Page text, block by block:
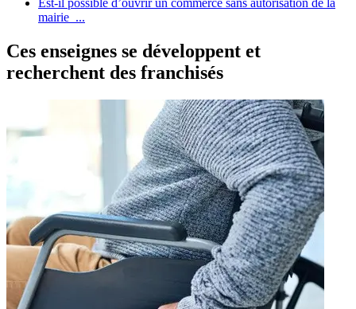
Est-il possible d’ouvrir un commerce sans autorisation de la
mairie ...
Ces enseignes se développent et
recherchent des franchisés